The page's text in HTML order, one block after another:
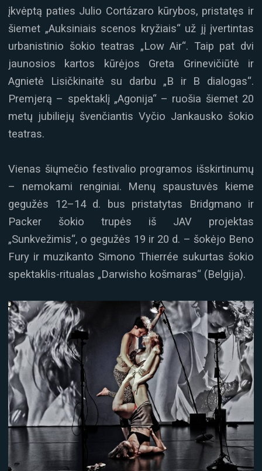
įkvėptą paties Julio Cortázaro kūrybos, pristatęs ir
šiemet „Auksiniais scenos kryžiais“ už jį įvertintas
urbanistinio šokio teatras „Low Air“. Taip pat dvi
jaunosios kartos kūrėjos Greta Grinevičiūtė ir
Agnietė Lisičkinaitė su darbu „B ir B dialogas“.
Premjerą – spektaklį „Agonija“ – ruošia šiemet 20
metų jubiliejų švenčiantis Vyčio Jankausko šokio
teatras.
Vienas šiųmečio festivalio programos išskirtinumų
– nemokami renginiai. Menų spaustuvės kieme
gegužės 12–14 d. bus pristatytas Bridgmano ir
Packer šokio trupės iš JAV projektas
„Sunkvežimis“, o gegužės 19 ir 20 d. – šokėjo Beno
Fury ir muzikanto Simono Thierrée sukurtas šokio
spektaklis-ritualas „Darwisho košmaras“ (Belgija).